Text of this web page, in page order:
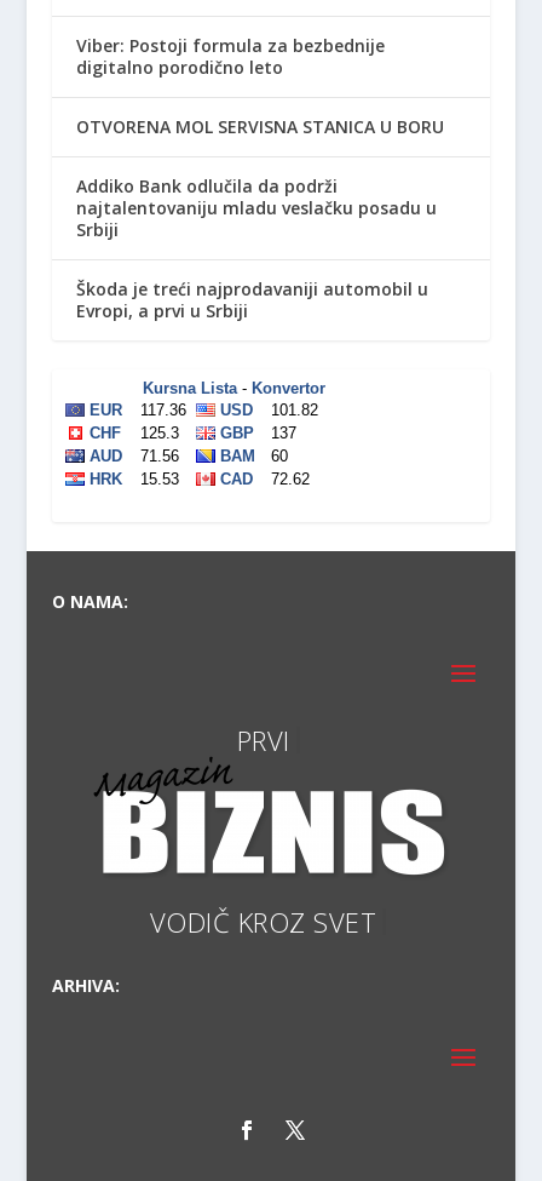
Viber: Postoji formula za bezbednije
digitalno porodično leto
OTVORENA MOL SERVISNA STANICA U BORU
Addiko Bank odlučila da podrži
najtalentovaniju mladu veslačku posadu u
Srbiji
Škoda je treći najprodavaniji automobil u
Evropi, a prvi u Srbiji
O NAMA:
VODIČ
ARHIVA: